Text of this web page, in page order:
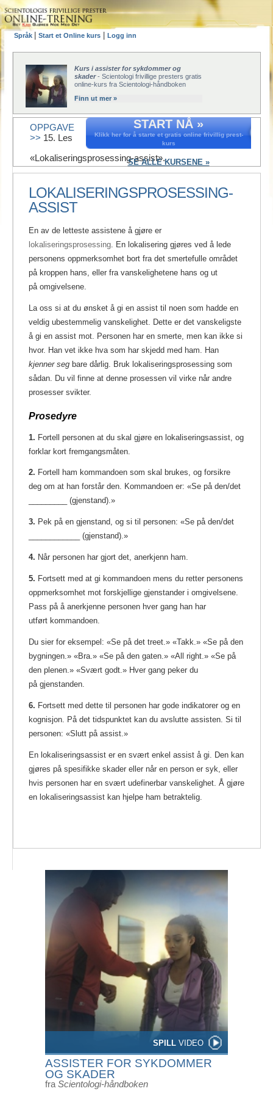
Språk Start et Online kurs Logg inn
SPILL VIDEO
ASSISTER FOR SYKDOMMER
OG SKADER
fra Scientologi-håndboken
Kurs i assister for sykdommer og
skader- Scientologi frivillige presters gratis
online-kurs fra Scientologi-håndboken
Finn ut mer »
START NÅ »
Klikk her for å starte et gratis online frivillig prest-
kurs
SE ALLE KURSENE »
OPPGAVE
>> 15. Les
«Lokaliseringsprosessing-assist».
LOKALISERINGSPROSESSING-
ASSIST
En av de letteste assistene å gjøre er
lokaliseringsprosessing
En lokalisering gjøres ved å lede
personens oppmerksomhet bort fra det smertefulle området
på kroppen hans, eller fra vanskelighetene hans og ut
på omgivelsene.
La oss si at du ønsket å gi en assist til noen som hadde en
veldig ubestemmelig vanskelighet. Dette er det vanskeligste
å gi en assist mot. Personen har en smerte, men kan ikke si
hvor. Han vet ikke hva som har skjedd med ham. Han
kjenner seg bare dårlig. Bruk lokaliseringsprosessing som
sådan. Du vil finne at denne prosessen vil virke når andre
prosesser svikter.
Prosedyre
1. Fortell personen at du skal gjøre en lokaliseringsassist, og
forklar kort fremgangsmåten.
2. Fortell ham kommandoen som skal brukes, og forsikre
deg om at han forstår den. Kommandoen er: «Se på den/det
_________ (gjenstand).»
3. Pek på en gjenstand, og si til personen: «Se på den/det
____________ (gjenstand).»
4. Når personen har gjort det, anerkjenn ham.
5. Fortsett med at gi kommandoen mens du retter personens
oppmerksomhet mot forskjellige gjenstander i omgivelsene.
Pass på å anerkjenne personen hver gang han har
utført kommandoen.
Du sier for eksempel: «Se på det treet.» «Takk.» «Se på den
bygningen.» «Bra.» «Se på den gaten.» «All right.» «Se på
den plenen.» «Svært godt.» Hver gang peker du
på gjenstanden.
6. Fortsett med dette til personen har gode indikatorer og en
kognisjon. På det tidspunktet kan du avslutte assisten. Si til
personen: «Slutt på assist.»
En lokaliseringsassist er en svært enkel assist å gi. Den kan
gjøres på spesifikke skader eller når en person er syk, eller
hvis personen har en svært udefinerbar vanskelighet. Å gjøre
en lokaliseringsassist kan hjelpe ham betraktelig.